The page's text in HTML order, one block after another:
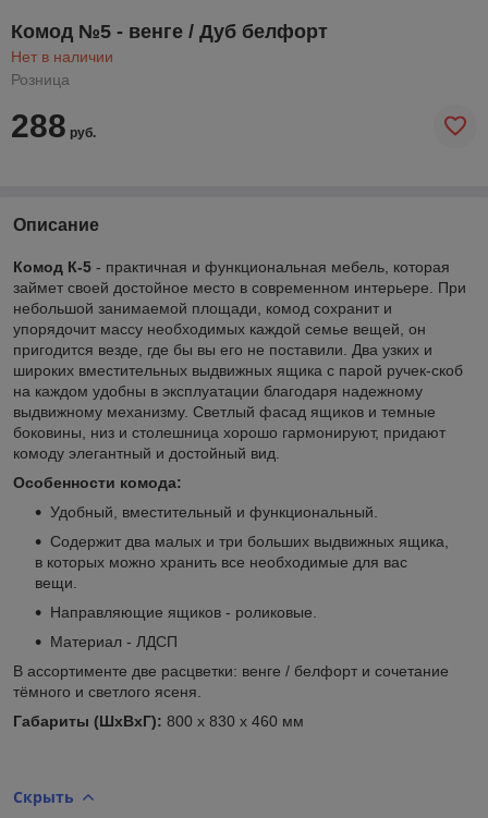
Комод №5 - венге / Дуб белфорт
Нет в наличии
Розница
288 руб.
Описание
Комод К-5 - практичная и функциональная мебель, которая
займет своей достойное место в современном интерьере. При
небольшой занимаемой площади, комод сохранит и
упорядочит массу необходимых каждой семье вещей, он
пригодится везде, где бы вы его не поставили. Два узких и
широких вместительных выдвижных ящика с парой ручек-скоб
на каждом удобны в эксплуатации благодаря надежному
выдвижному механизму. Светлый фасад ящиков и темные
боковины, низ и столешница хорошо гармонируют, придают
комоду элегантный и достойный вид.
Особенности комода:
Удобный, вместительный и функциональный.
Содержит два малых и три больших выдвижных ящика,
в которых можно хранить все необходимые для вас
вещи.
Направляющие ящиков - роликовые.
Материал - ЛДСП
В ассортименте две расцветки: венге / белфорт и сочетание
тёмного и светлого ясеня.
Габариты (ШхВхГ): 800 х 830 х 460 мм
Скрыть